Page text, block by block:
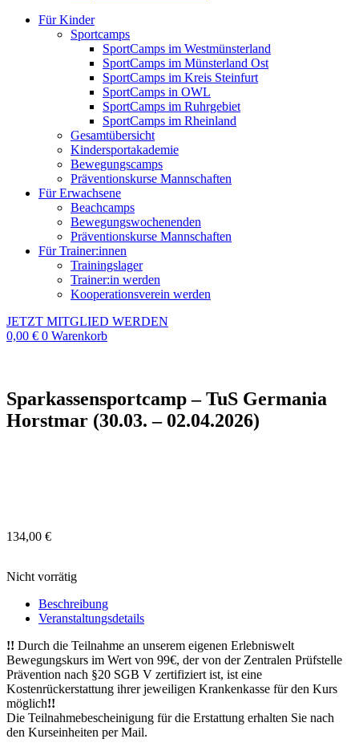
Für Kinder
Sportcamps
SportCamps im Westmünsterland
SportCamps im Münsterland Ost
SportCamps im Kreis Steinfurt
SportCamps in OWL
SportCamps im Ruhrgebiet
SportCamps im Rheinland
Gesamtübersicht
Kindersportakademie
Bewegungscamps
Präventionskurse Mannschaften
Für Erwachsene
Beachcamps
Bewegungswochenenden
Präventionskurse Mannschaften
Für Trainer:innen
Trainingslager
Trainer:in werden
Kooperationsverein werden
JETZT MITGLIED WERDEN
0,00 € 0 Warenkorb
Sparkassensportcamp – TuS Germania
Horstmar (30.03. – 02.04.2026)
134,00 €
Nicht vorrätig
Beschreibung
Veranstaltungsdetails
!! Durch die Teilnahme an unserem eigenen Erlebniswelt
Bewegungskurs im Wert von 99€, der von der Zentralen Prüfstelle
Prävention nach §20 SGB V zertifiziert ist, ist eine
Kostenrückerstattung ihrer jeweiligen Krankenkasse für den Kurs
möglich!!
Die Teilnahmebescheinigung für die Erstattung erhalten Sie nach
den Kurseinheiten per Mail.